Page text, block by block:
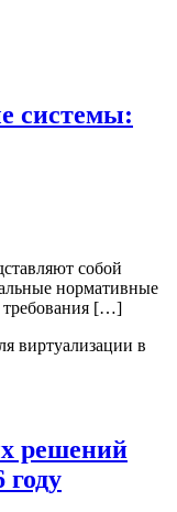
системы:
собой
нормативные
требования […]
решений
году